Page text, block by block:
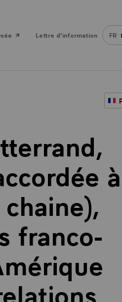
Lettre d'information FR
à
franco-